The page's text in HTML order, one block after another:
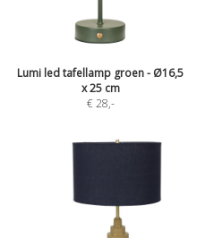
Lumi led tafellamp groen - Ø16,5
x 25 cm
€ 28,-